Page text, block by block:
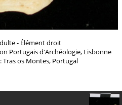
- Élément droit
Portugais d'Archéologie, Lisbonne
Tras os Montes, Portugal